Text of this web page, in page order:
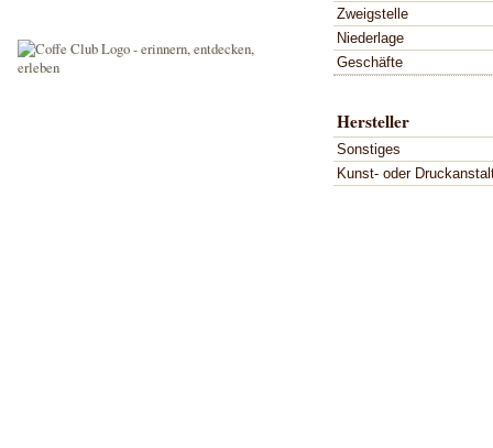
Zweigstelle
Niederlage
Geschäfte
Hersteller
Sonstiges
Kunst- oder